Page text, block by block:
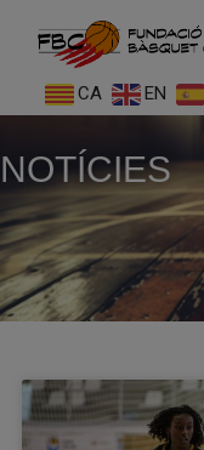
CA EN
NOTÍCIES